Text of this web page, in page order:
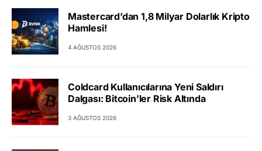
Mastercard’dan 1,8 Milyar Dolarlık Kripto
Hamlesi!
4 AĞUSTOS 2026
Coldcard Kullanıcılarına Yeni Saldırı
Dalgası: Bitcoin’ler Risk Altında
3 AĞUSTOS 2026